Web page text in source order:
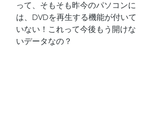
って、そもそも昨今のパソコンに
は、DVDを再生する機能が付いて
いない！これって今後もう開けな
いデータなの？